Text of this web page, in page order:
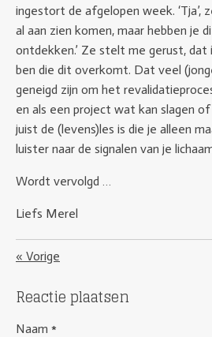
ingestort de afgelopen week. ‘Tja’,
al aan zien komen, maar hebben je
ontdekken.’ Ze stelt me gerust, dat
ben die dit overkomt. Dat veel
geneigd zijn om het
en als een project wat kan slagen
juist de (levens)les is die je alleen
luister naar de signalen van je
Wordt vervolgd …
Liefs Merel
« Vorige
Reactie plaatsen
Naam *